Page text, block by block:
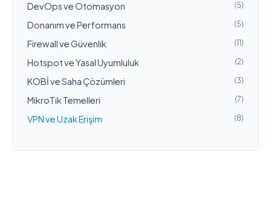
DevOps ve Otomasyon (5)
Donanım ve Performans (5)
Firewall ve Güvenlik (11)
Hotspot ve Yasal Uyumluluk (2)
KOBİ ve Saha Çözümleri (3)
MikroTik Temelleri (7)
VPN ve Uzak Erişim (8)